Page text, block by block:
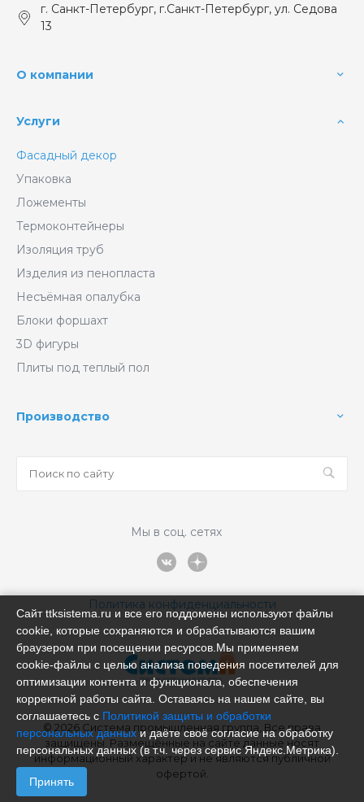
г. Санкт-Петербург, г.Санкт-Петербург, ул. Седова
13
О компании
Услуги
Фасадный декор
Упаковка
Ложементы
Термоконтейнеры
Изоляция труб
Изделия из пенопласта
Несъёмная опалубка
Блоки форшахт
3D фигуры
Плиты под теплый пол
Производство
Мы в соц. сетях
Политика конфиденциальности
© 2026 Система промышленная группа, Все права
защищены. Размещённые на сайте данные носят
информационный характер и не являются публичной
офертой.
Сайт ttksistema.ru и все его поддомены используют файлы
cookie, которые сохраняются и обрабатываются вашим
браузером при посещении ресурсов.Мы применяем
cookie‑файлы с целью анализа поведения посетителей для
оптимизации контента и функционала, обеспечения
корректной работы сайта. Оставаясь на нашем сайте, вы
соглашаетесь с Политикой защиты и обработки
персональных данныхи даёте своё согласие на обработку
персональных данных (в т.ч. через сервис Яндекс.Метрика).
Принять